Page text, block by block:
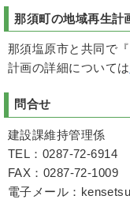
那須町の地域再生計
那須塩原市と共同で
計画の詳細については
問合せ
建設課維持管理係
TEL：0287-72-6914
FAX：0287-72-1009
電子メール：